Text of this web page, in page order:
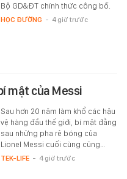
Bộ GD&ĐT chính thức công bố.
HỌC ĐƯỜNG - 4 giờ trước
mật của Messi
Sau hơn 20 năm làm khổ các hậu
vệ hàng đầu thế giới, bí mật đằng
sau những pha rê bóng của
Lionel Messi cuối cùng cũng…
TEK-LIFE - 4 giờ trước